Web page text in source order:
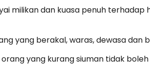
milikan dan kuasa penuh
yang berakal, waras, dewasa
yang kurang siuman tidak